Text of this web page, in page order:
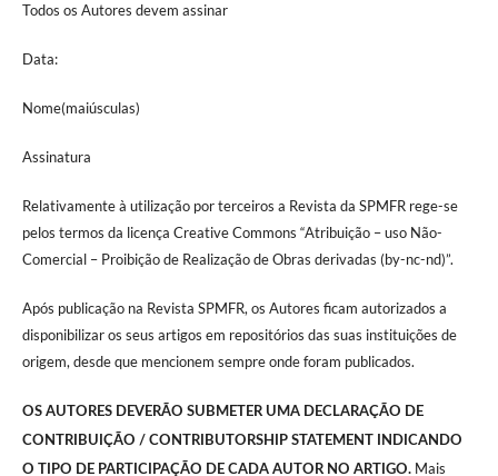
Todos os Autores devem assinar
Data:
Nome(maiúsculas)
Assinatura
Relativamente à utilização por terceiros a Revista da SPMFR rege-se
pelos termos da licença Creative Commons “Atribuição – uso Não-
Comercial – Proibição de Realização de Obras derivadas (by-nc-nd)”.
Após publicação na Revista SPMFR, os Autores ficam autorizados a
disponibilizar os seus artigos em repositórios das suas instituições de
origem, desde que mencionem sempre onde foram publicados.
OS AUTORES DEVERÃO SUBMETER UMA DECLARAÇÃO DE
CONTRIBUIÇÃO / CONTRIBUTORSHIP STATEMENT INDICANDO
O TIPO DE PARTICIPAÇÃO DE CADA AUTOR NO ARTIGO.Mais